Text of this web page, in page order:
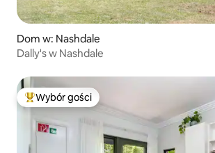
Dom w: Nashdale
Dally's w Nashdale
Najpopularniejsze z kategorii Wybór gości
Wybór gości